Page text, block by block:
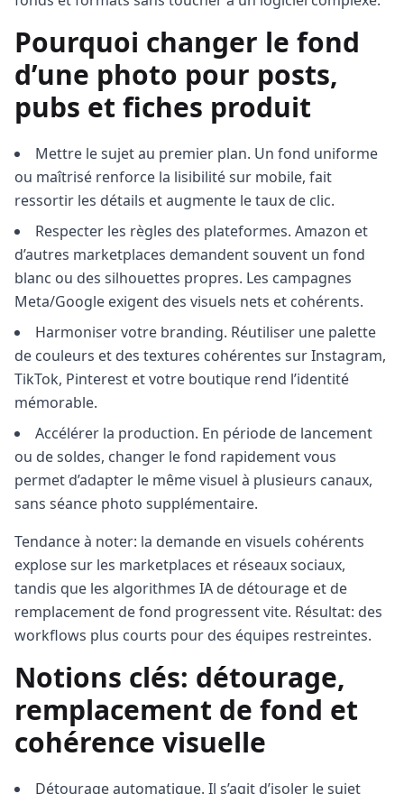
Pourquoi changer le fond
d’une photo pour posts,
pubs et fiches produit
Mettre le sujet au premier plan. Un fond uniforme
ou maîtrisé renforce la lisibilité sur mobile, fait
ressortir les détails et augmente le taux de clic.
Respecter les règles des plateformes. Amazon et
d’autres marketplaces demandent souvent un fond
blanc ou des silhouettes propres. Les campagnes
Meta/Google exigent des visuels nets et cohérents.
Harmoniser votre branding. Réutiliser une palette
de couleurs et des textures cohérentes sur Instagram,
TikTok, Pinterest et votre boutique rend l’identité
mémorable.
Accélérer la production. En période de lancement
ou de soldes, changer le fond rapidement vous
permet d’adapter le même visuel à plusieurs canaux,
sans séance photo supplémentaire.
Tendance à noter: la demande en visuels cohérents
explose sur les marketplaces et réseaux sociaux,
tandis que les algorithmes IA de détourage et de
remplacement de fond progressent vite. Résultat: des
workflows plus courts pour des équipes restreintes.
Notions clés: détourage,
remplacement de fond et
cohérence visuelle
Détourage automatique. Il s’agit d’isoler le sujet